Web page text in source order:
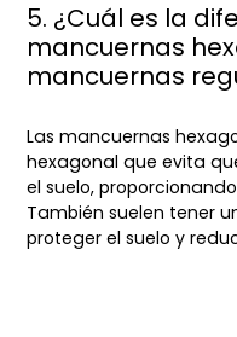
5. ¿Cuál es la
mancuernas
mancuernas
Las mancuernas
hexagonal que evita
el suelo,
También suelen tener
proteger el suelo y